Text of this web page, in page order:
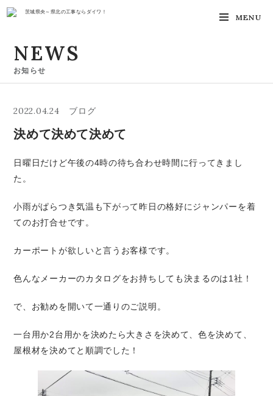
茨城県央～県北の工事ならダイワ！
MENU
NEWS
お知らせ
2022.04.24 ブログ
決めて決めて決めて
日曜日だけど午後の4時の待ち合わせ時間に行ってきまし
た。
小雨がぱらつき気温も下がって昨日の格好にジャンパーを着
てのお打合せです。
カーポートが欲しいと言うお客様です。
色んなメーカーのカタログをお持ちしても決まるのは1社！
で、お勧めを開いて一通りのご説明。
一台用か2台用かを決めたら大きさを決めて、色を決めて、
屋根材を決めてと順調でした！